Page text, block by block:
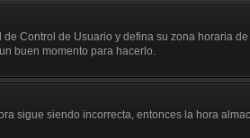
Control de Usuario y defina su zona horaria
buen momento para hacerlo.
sigue siendo incorrecta, entonces la hora